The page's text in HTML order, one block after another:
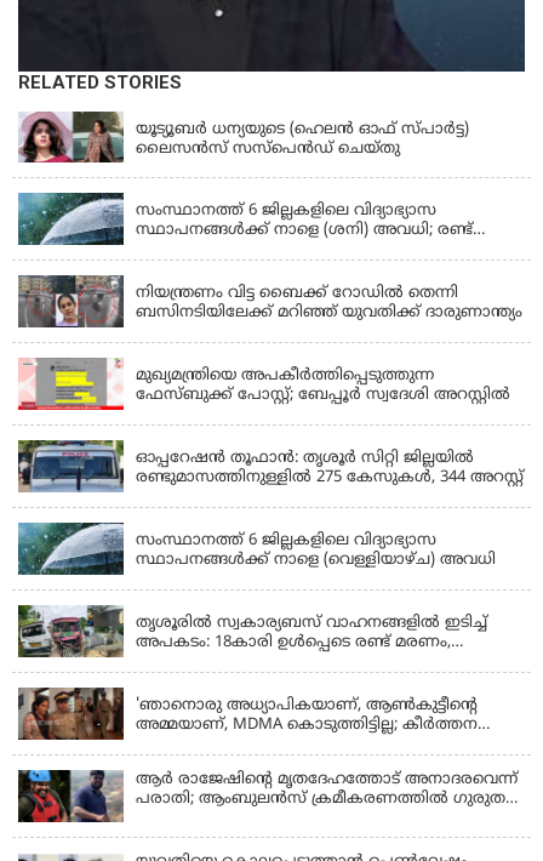
RELATED STORIES
KERALA
യൂട്യൂബർ ധന്യയുടെ (ഹെലൻ ഓഫ് സ്പാർട്ട)
ലൈസൻസ് സസ്‌പെൻഡ് ചെയ്തു
സംസ്ഥാനത്ത് 6 ജില്ലകളിലെ വിദ്യാഭ്യാസ
സ്ഥാപനങ്ങൾക്ക് നാളെ (ശനി) അവധി; രണ്ട്
നിയന്ത്രണം വിട്ട ബൈക്ക് റോഡിൽ തെന്നി
ബസിനടിയിലേക്ക് മറിഞ്ഞ് യുവതിക്ക് ദാരുണാന്ത്യം
മുഖ്യമന്ത്രിയെ അപകീർത്തിപ്പെടുത്തുന്ന
ഫേസ്‌ബുക്ക് പോസ്റ്റ്; ബേപ്പൂർ സ്വദേശി അറസ്റ്റിൽ
ഓപ്പറേഷൻ തൂഫാൻ: തൃശൂർ സിറ്റി ജില്ലയിൽ
രണ്ടുമാസത്തിനുള്ളിൽ 275 കേസുകൾ, 344 അറസ്റ്റ്
സംസ്ഥാനത്ത് 6 ജില്ലകളിലെ വിദ്യാഭ്യാസ
സ്ഥാപനങ്ങൾക്ക് നാളെ (വെള്ളിയാഴ്ച) അവധി
തൃശൂരിൽ സ്വകാര്യബസ് വാഹനങ്ങളില്‍ ഇടിച്ച്
അപകടം: 18കാരി ഉൾപ്പെടെ രണ്ട് മരണം,
'ഞാനൊരു അധ്യാപികയാണ്, ആണ്‍കുട്ടീന്റെ
അമ്മയാണ്‌, MDMA കൊടുത്തിട്ടില്ല; കീർത്തന
ആര്‍ രാജേഷിന്റെ മൃതദേഹത്തോട് അനാദരവെന്ന്
പരാതി; ആംബുലന്‍സ് ക്രമീകരണത്തില്‍ ഗുരുതര
ഫ്രീസര്‍ സംവിധാനം ഇല്ലാതെയെന്നും ആരോപണം